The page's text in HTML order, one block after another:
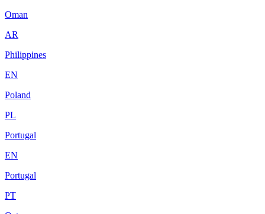
Oman
AR
Philippines
EN
Poland
PL
Portugal
EN
Portugal
PT